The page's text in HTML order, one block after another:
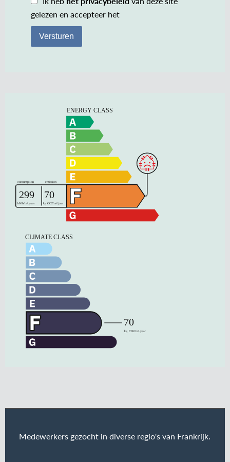
gelezen en accepteer het
Versturen
Medewerkers gezocht in diverse regio's van Frankrijk.